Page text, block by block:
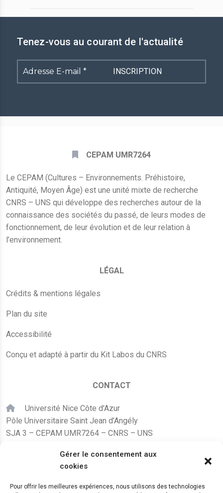
Gérer le consentement aux
cookies
Pour offrir les meilleures expériences, nous utilisons des technologies
Tenez-vous au courant de l'actualité
Adresse
E-
CEPAM UMR7264
Le CEPAM (Cultures – Environnements. Préhistoire,
Antiquité, Moyen Âge) est une unité mixte de recherche
CNRS – UNS qui développe des recherches autour de la
connaissance des sociétés du passé, de leurs modes de
fonctionnement, de leur évolution et de leur relation à
l’environnement.
LÉGAL
Crédits & mentions légales
Plan du site
Accessibilité
Conçu et adapté à partir du Kit Labos du CNRS
CONTACT
Université Nice Côte d'Azur
Pôle Universitaire Saint Jean d’Angély
SJA 3 – CEPAM UMR7264 – CNRS – UNS